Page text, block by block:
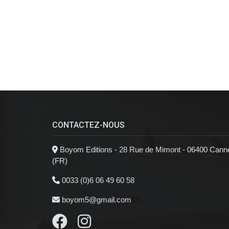
CONTACTEZ-NOUS
Boyom Editions - 28 Rue de Mimont - 06400
(FR)
0033 (0)6 06 49 60 58
boyom5@gmail.com